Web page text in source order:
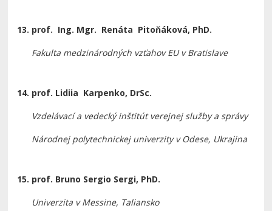
13. prof. Ing. Mgr. Renáta Pitoňáková, PhD.
Fakulta medzinárodných vzťahov EU v Bratislave
14. prof. Lidiia Karpenko, DrSc.
Vzdelávací a vedecký inštitút verejnej služby a správy
Národnej polytechnickej univerzity v Odese, Ukrajina
15. prof. Bruno Sergio Sergi, PhD.
Univerzita v Messine, Taliansko